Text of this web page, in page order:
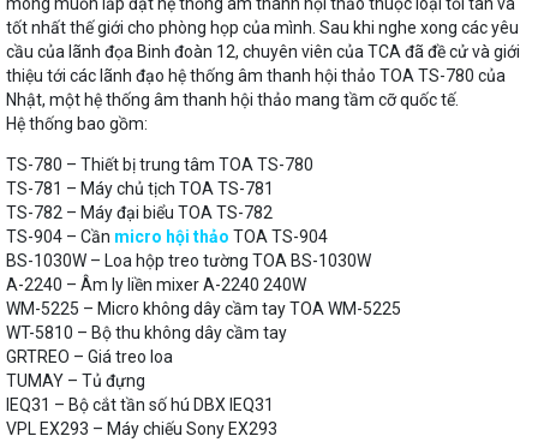
mong muốn lắp đặt hệ thống âm thanh hội thảo thuộc loại tối tân và
tốt nhất thế giới cho phòng họp của mình. Sau khi nghe xong các yêu
cầu của lãnh đọa Binh đoàn 12, chuyên viên của TCA đã đề cử và giới
thiệu tới các lãnh đạo hệ thống âm thanh hội thảo TOA TS-780 của
Nhật, một hệ thống âm thanh hội thảo mang tầm cỡ quốc tế.
Hệ thống bao gồm:
TS-780 – Thiết bị trung tâm TOA TS-780
TS-781 – Máy chủ tịch TOA TS-781
TS-782 – Máy đại biểu TOA TS-782
TS-904 – Cần micro hội thảo TOA TS-904
BS-1030W – Loa hộp treo tường TOA BS-1030W
A-2240 – Âm ly liền mixer A-2240 240W
WM-5225 – Micro không dây cầm tay TOA WM-5225
WT-5810 – Bộ thu không dây cầm tay
GRTREO – Giá treo loa
TUMAY – Tủ đựng
IEQ31 – Bộ cắt tần số hú DBX IEQ31
VPL EX293 – Máy chiếu Sony EX293